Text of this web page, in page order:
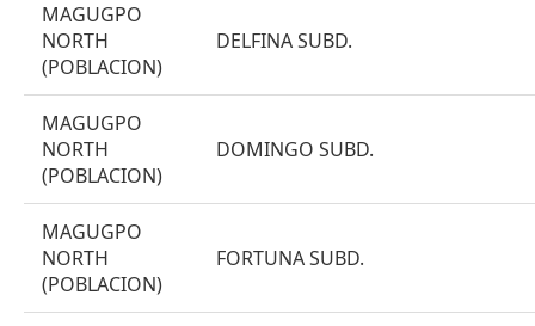
MAGUGPO
NORTH
(POBLACION)
DELFINA SUBD.
MAGUGPO
NORTH
(POBLACION)
DOMINGO SUBD.
MAGUGPO
NORTH
(POBLACION)
FORTUNA SUBD.